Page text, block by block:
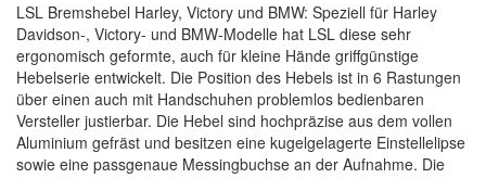
LSL Bremshebel Harley, Victory und BMW: Speziell für Harley
Davidson-, Victory- und BMW-Modelle hat LSL diese sehr
ergonomisch geformte, auch für kleine Hände griffgünstige
Hebelserie entwickelt. Die Position des Hebels ist in 6 Rastungen
über einen auch mit Handschuhen problemlos bedienbaren
Versteller justierbar. Die Hebel sind hochpräzise aus dem vollen
Aluminium gefräst und besitzen eine kugelgelagerte Einstellelipse
sowie eine passgenaue Messingbuchse an der Aufnahme. Die